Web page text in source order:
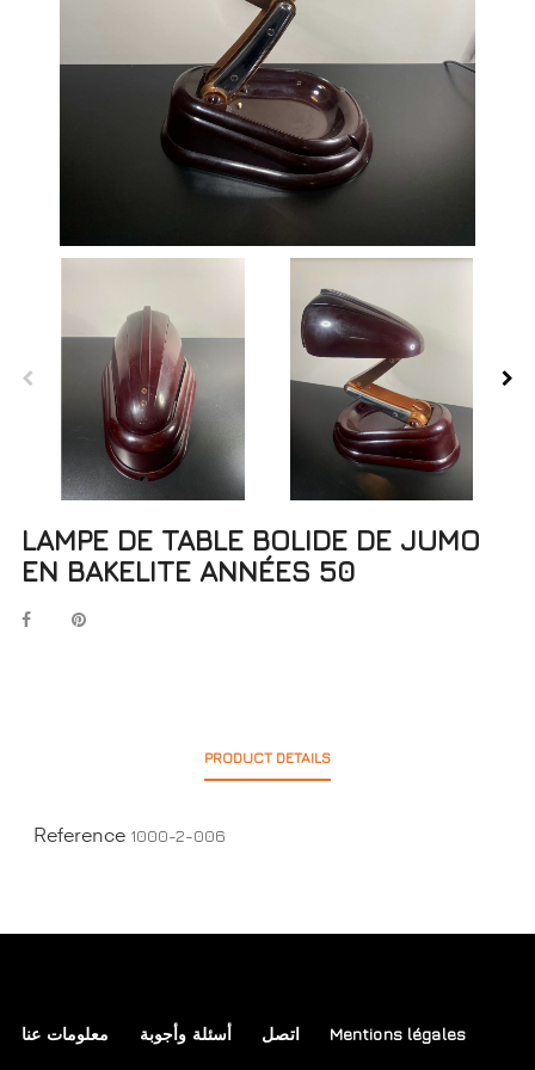
LAMPE DE TABLE BOLIDE DE JUMO
EN BAKELITE ANNÉES 50
PRODUCT DETAILS
Reference 1000-2-006
معلومات عنا أسئلة وأجوبة اتصل Mentions légales